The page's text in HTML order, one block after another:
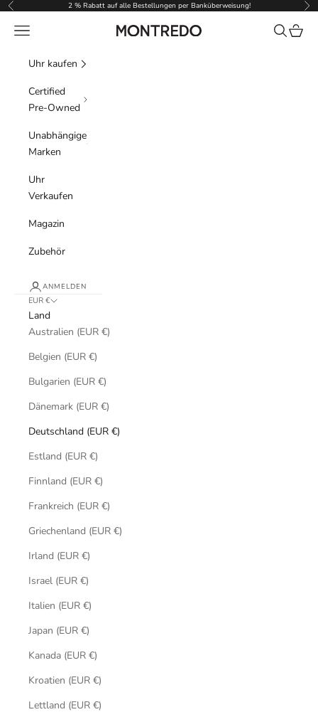
Zum Inhalt springen
Zurück 2 % Rabatt auf alle Bestellungen per Banküberweisung! Vor
Montredo
Menü Suchen
Uhr kaufen
Certified
Pre-Owned
Unabhängige
Marken
Uhr
Verkaufen
Magazin
Zubehör
ANMELDEN
EUR €
Land
Australien (EUR €)
Belgien (EUR €)
Bulgarien (EUR €)
Dänemark (EUR €)
Deutschland (EUR €)
Estland (EUR €)
Finnland (EUR €)
Frankreich (EUR €)
Griechenland (EUR €)
Irland (EUR €)
Israel (EUR €)
Italien (EUR €)
Japan (EUR €)
Kanada (EUR €)
Kroatien (EUR €)
Lettland (EUR €)